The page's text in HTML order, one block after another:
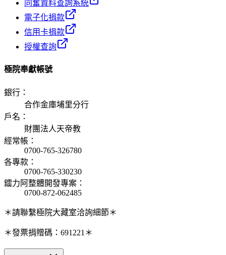
同奮資料查詢系統
電子化捐款
信用卡捐款
授權查詢
極院奉獻帳號
銀行 ：
合作金庫埔里分行
戶名 ：
財團法人天帝教
經常帳 ：
0700-765-326780
各專款 ：
0700-765-330230
鐳力阿整體開發專案 ：
0700-872-062485
＊請聯繫極院大藏室洽詢細節＊
＊發票捐贈碼：691221＊